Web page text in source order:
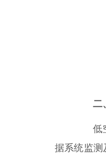
二
低空
据系统监测